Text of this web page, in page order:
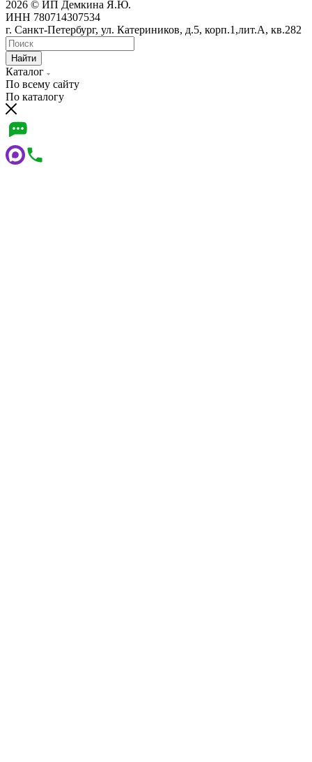
2026 © ИП Демкина Я.Ю.
ИНН 780714307534
г. Санкт-Петербург, ул. Катериников, д.5, корп.1,лит.А, кв.282
Найти
Каталог
По всему сайту
По каталогу